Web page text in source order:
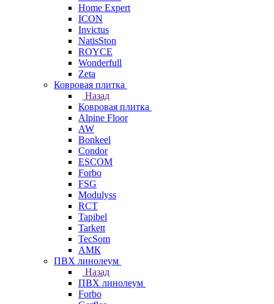
Home Expert
ICON
Invictus
NatisSton
ROYCE
Wonderfull
Zeta
Ковровая плитка
Назад
Ковровая плитка
Alpine Floor
AW
Bonkeel
Condor
ESCOM
Forbo
FSG
Modulyss
RCT
Tapibel
Tarkett
TecSom
АМК
ПВХ линолеум
Назад
ПВХ линолеум
Forbo